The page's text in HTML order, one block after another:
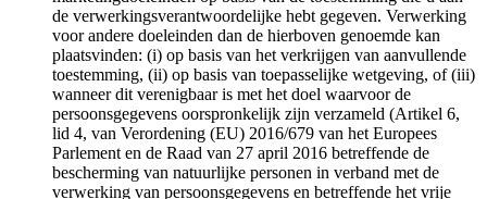
de verwerkingsverantwoordelijke hebt gegeven. Verwerking
voor andere doeleinden dan de hierboven genoemde kan
plaatsvinden: (i) op basis van het verkrijgen van aanvullende
toestemming, (ii) op basis van toepasselijke wetgeving, of (iii)
wanneer dit verenigbaar is met het doel waarvoor de
persoonsgegevens oorspronkelijk zijn verzameld (Artikel 6,
lid 4, van Verordening (EU) 2016/679 van het Europees
Parlement en de Raad van 27 april 2016 betreffende de
bescherming van natuurlijke personen in verband met de
verwerking van persoonsgegevens en betreffende het vrije